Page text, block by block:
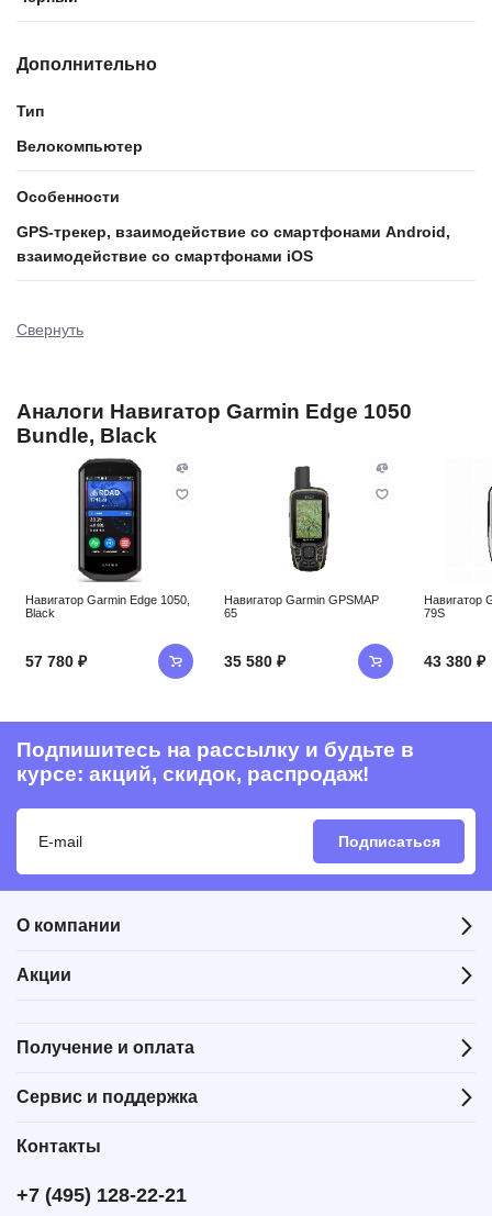
Дополнительно
Тип
Велокомпьютер
Особенности
GPS-трекер, взаимодействие со смартфонами Android,
взаимодействие со смартфонами iOS
Свернуть
Аналоги Навигатор Garmin Edge 1050
Bundle, Black
Навигатор Garmin Edge 1050,
Black
57 780 ₽
Навигатор Garmin GPSMAP
65
35 580 ₽
Навигатор
79S
43 380 ₽
Подпишитесь на рассылку и будьте в
курсе: акций, скидок, распродаж!
Подписаться
О компании
Акции
Получение и оплата
Сервис и поддержка
Контакты
+7 (495) 128-22-21